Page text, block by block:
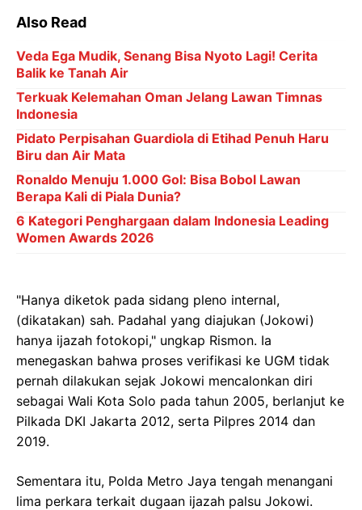
Also Read
Veda Ega Mudik, Senang Bisa Nyoto Lagi! Cerita
Balik ke Tanah Air
Terkuak Kelemahan Oman Jelang Lawan Timnas
Indonesia
Pidato Perpisahan Guardiola di Etihad Penuh Haru
Biru dan Air Mata
Ronaldo Menuju 1.000 Gol: Bisa Bobol Lawan
Berapa Kali di Piala Dunia?
6 Kategori Penghargaan dalam Indonesia Leading
Women Awards 2026
"Hanya diketok pada sidang pleno internal,
(dikatakan) sah. Padahal yang diajukan (Jokowi)
hanya ijazah fotokopi," ungkap Rismon. Ia
menegaskan bahwa proses verifikasi ke UGM tidak
pernah dilakukan sejak Jokowi mencalonkan diri
sebagai Wali Kota Solo pada tahun 2005, berlanjut ke
Pilkada DKI Jakarta 2012, serta Pilpres 2014 dan
2019.
Sementara itu, Polda Metro Jaya tengah menangani
lima perkara terkait dugaan ijazah palsu Jokowi.